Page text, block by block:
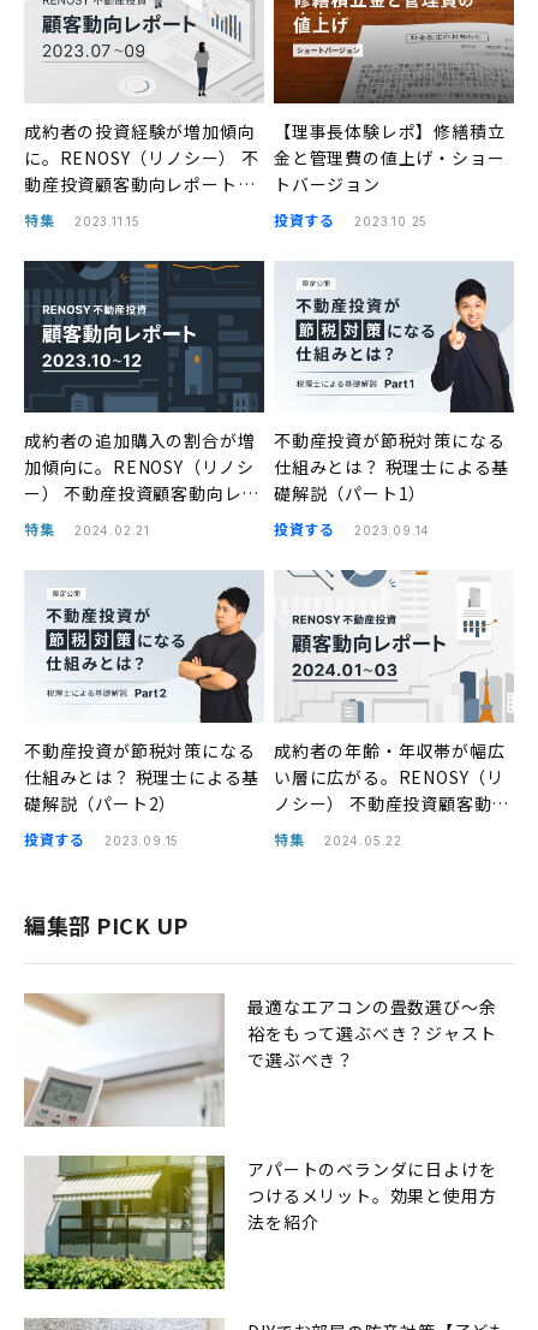
成約者の投資経験が増加傾向
に。RENOSY（リノシー） 不
動産投資顧客動向レポート
2023年7〜9月
特集 2023.11.15
【理事長体験レポ】修繕積立
金と管理費の値上げ・ショー
トバージョン
投資する 2023.10.25
成約者の追加購入の割合が増
加傾向に。RENOSY（リノシ
ー） 不動産投資顧客動向レポ
ート 2023年10〜12月
特集 2024.02.21
不動産投資が節税対策になる
仕組みとは？ 税理士による基
礎解説（パート1）
投資する 2023.09.14
不動産投資が節税対策になる
仕組みとは？ 税理士による基
礎解説（パート2）
投資する 2023.09.15
成約者の年齢・年収帯が幅広
い層に広がる。RENOSY（リ
ノシー） 不動産投資顧客動向
レポート 2024年1〜3月
特集 2024.05.22
編集部 PICK UP
最適なエアコンの畳数選び〜余
裕をもって選ぶべき？ジャスト
で選ぶべき？
アパートのベランダに日よけを
つけるメリット。効果と使用方
法を紹介